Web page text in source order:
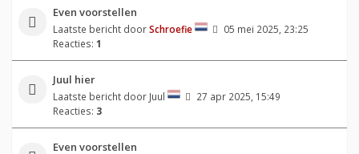
Even voorstellen
Laatste bericht doorSchroefie
05 mei 2025, 23:25
Reacties: 1
Juul hier
Laatste bericht door Juul
27 apr 2025, 15:49
Reacties: 3
Even voorstellen